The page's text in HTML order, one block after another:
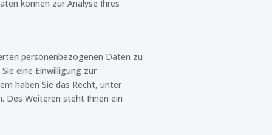
können zur Analyse Ihres
personenbezogenen Daten zu
eine Einwilligung zur
haben Sie das Recht, unter
Des Weiteren steht Ihnen ein